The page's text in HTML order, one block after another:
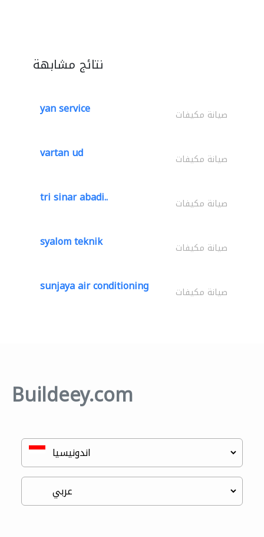
نتائج مشابهة
yan service صيانة مكيفات
vartan ud صيانة مكيفات
tri sinar abadi.. صيانة مكيفات
syalom teknik صيانة مكيفات
sunjaya air conditioning صيانة مكيفات
Buildeey.com